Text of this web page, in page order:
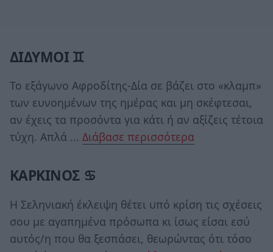
ΔΙΔΥΜΟΙ ♊
Το εξάγωνο Αφροδίτης-Δία σε βάζει στο «κλαμπ»
των ευνοημένων της ημέρας και μη σκέφτεσαι,
αν έχεις τα προσόντα για κάτι ή αν αξίζεις τέτοια
τύχη. Απλά ... Διάβασε περισσότερα
ΚΑΡΚΙΝΟΣ ♋
Η Σεληνιακή έκλειψη θέτει υπό κρίση τις σχέσεις
σου με αγαπημένα πρόσωπα κι ίσως είσαι εσύ
αυτός/η που θα ξεσπάσει, θεωρώντας ότι τόσο